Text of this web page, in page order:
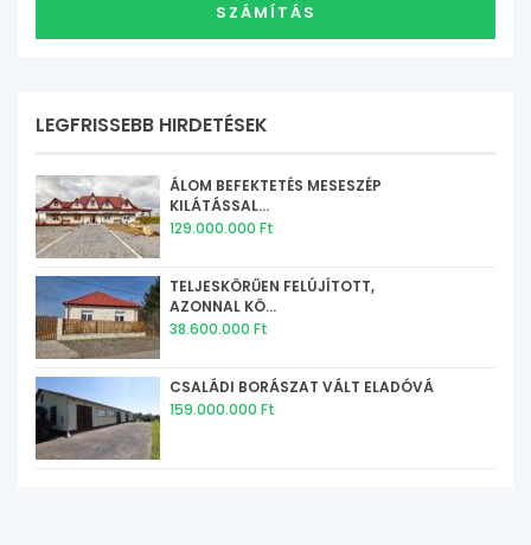
SZÁMÍTÁS
LEGFRISSEBB HIRDETÉSEK
ÁLOM BEFEKTETÉS MESESZÉP
KILÁTÁSSAL...
129.000.000 Ft
TELJESKÖRŰEN FELÚJÍTOTT,
AZONNAL KÖ...
38.600.000 Ft
CSALÁDI BORÁSZAT VÁLT ELADÓVÁ
159.000.000 Ft